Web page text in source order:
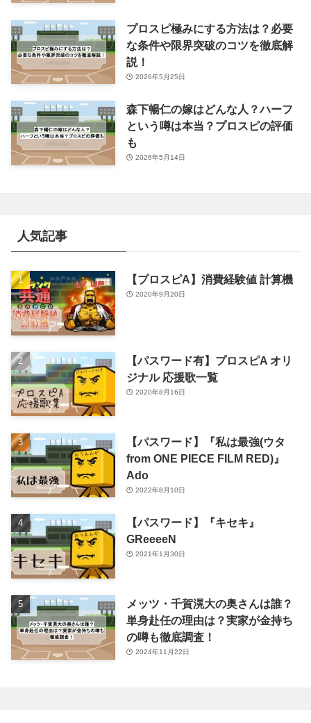
プロスピ極みにする方法は？必要
な条件や限界突破のコツを徹底解
説！
2026年5月25日
森下暢仁の嫁はどんな人？ハーフ
という噂は本当？プロスピの評価
も
2026年5月14日
人気記事
【プロスピA】消費経験値 計算機
2020年9月20日
【パスワード有】プロスピA オリ
ジナル 応援歌一覧
2020年8月16日
【パスワード】『私は最強(ウタ
from ONE PIECE FILM RED)』
Ado
2022年8月10日
【パスワード】『キセキ』
GReeeeN
2021年1月30日
メッツ・千賀滉大の奥さんは誰？
単身赴任の理由は？実家が金持ち
の噂も徹底調査！
2024年11月22日